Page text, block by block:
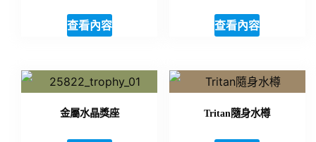
查看內容 查看內容
金屬水晶獎座 Tritan隨身水樽